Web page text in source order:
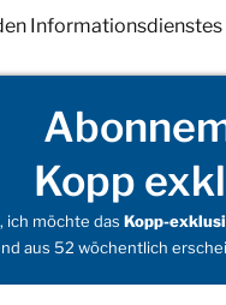
Informationsdienstes
Kopp
ich möchte das Kopp-
aus 52 wöchentlich